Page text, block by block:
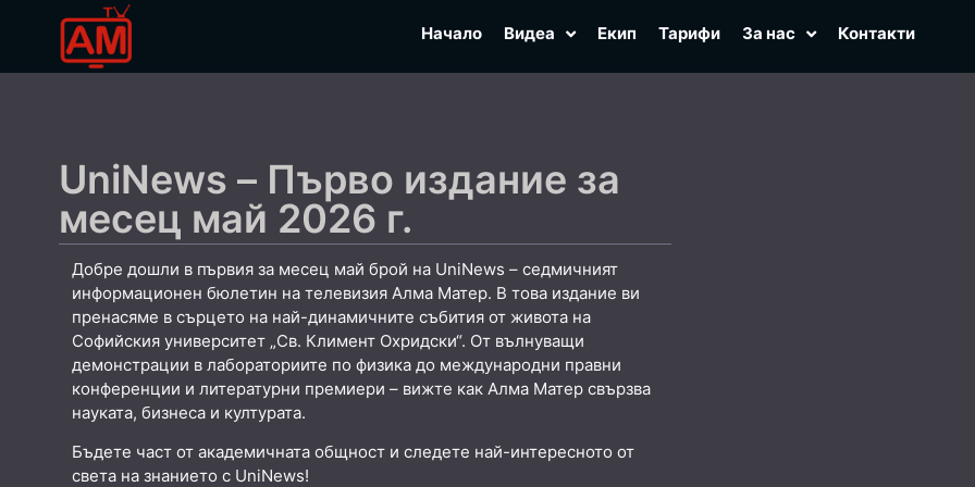
Начало Видеа Екип Тарифи За нас Контакти
UniNews – Първо издание за
месец май 2026 г.
Добре дошли в първия за месец май брой на UniNews – седмичният
информационен бюлетин на телевизия Алма Матер. В това издание ви
пренасяме в сърцето на най-динамичните събития от живота на
Софийския университет „Св. Климент Охридски“. От вълнуващи
демонстрации в лабораториите по физика до международни правни
конференции и литературни премиери – вижте как Алма Матер свързва
науката, бизнеса и културата.
Бъдете част от академичната общност и следете най-интересното от
света на знанието с UniNews!